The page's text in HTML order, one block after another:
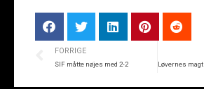
FORRIGE
SIF måtte nøjes med 2-2